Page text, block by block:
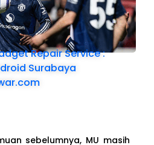
Repair Service :
Surabaya
sebelumnya, MU masih